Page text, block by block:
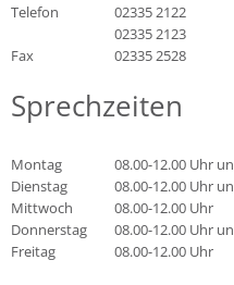
Telefon
02335 2122
02335 2123
Fax
02335 2528
Sprechzeiten
Montag
08.00-12.00 Uhr
Dienstag
08.00-12.00 Uhr
Mittwoch
08.00-12.00 Uhr
Donnerstag
08.00-12.00 Uhr
Freitag
08.00-12.00 Uhr